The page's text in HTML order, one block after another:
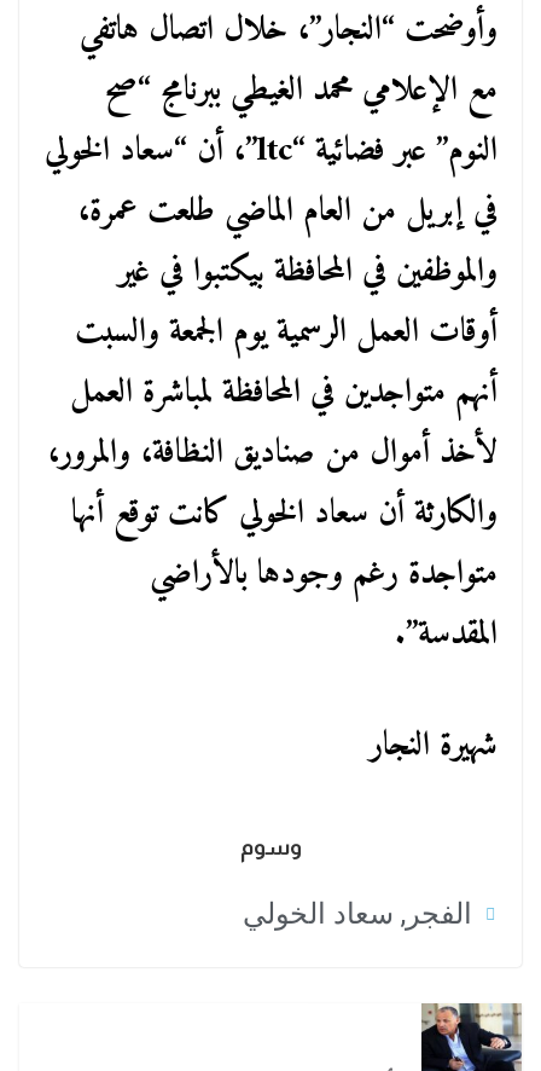
وأوضحت “النجار”، خلال اتصال هاتفي
مع الإعلامي محمد الغيطي ببرنامج “صح
النوم” عبر فضائية “ltc”، أن “سعاد الخولي
في إبريل من العام الماضي طلعت عمرة،
والموظفين في المحافظة بيكتبوا في غير
أوقات العمل الرسمية يوم الجمعة والسبت
أنهم متواجدين في المحافظة لمباشرة العمل
لأخذ أموال من صناديق النظافة، والمرور،
والكارثة أن سعاد الخولي كانت توقع أنها
متواجدة رغم وجودها بالأراضي
المقدسة”.
شهيرة النجار
وسوم
الفجر , سعاد الخولي